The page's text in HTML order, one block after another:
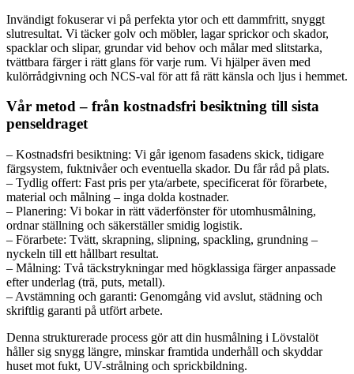
Invändigt fokuserar vi på perfekta ytor och ett dammfritt, snyggt
slutresultat. Vi täcker golv och möbler, lagar sprickor och skador,
spacklar och slipar, grundar vid behov och målar med slitstarka,
tvättbara färger i rätt glans för varje rum. Vi hjälper även med
kulörrådgivning och NCS-val för att få rätt känsla och ljus i hemmet.
Vår metod – från kostnadsfri besiktning till sista
penseldraget
– Kostnadsfri besiktning: Vi går igenom fasadens skick, tidigare
färgsystem, fuktnivåer och eventuella skador. Du får råd på plats.
– Tydlig offert: Fast pris per yta/arbete, specificerat för förarbete,
material och målning – inga dolda kostnader.
– Planering: Vi bokar in rätt väderfönster för utomhusmålning,
ordnar ställning och säkerställer smidig logistik.
– Förarbete: Tvätt, skrapning, slipning, spackling, grundning –
nyckeln till ett hållbart resultat.
– Målning: Två täckstrykningar med högklassiga färger anpassade
efter underlag (trä, puts, metall).
– Avstämning och garanti: Genomgång vid avslut, städning och
skriftlig garanti på utfört arbete.
Denna strukturerade process gör att din husmålning i Lövstalöt
håller sig snygg längre, minskar framtida underhåll och skyddar
huset mot fukt, UV-strålning och sprickbildning.